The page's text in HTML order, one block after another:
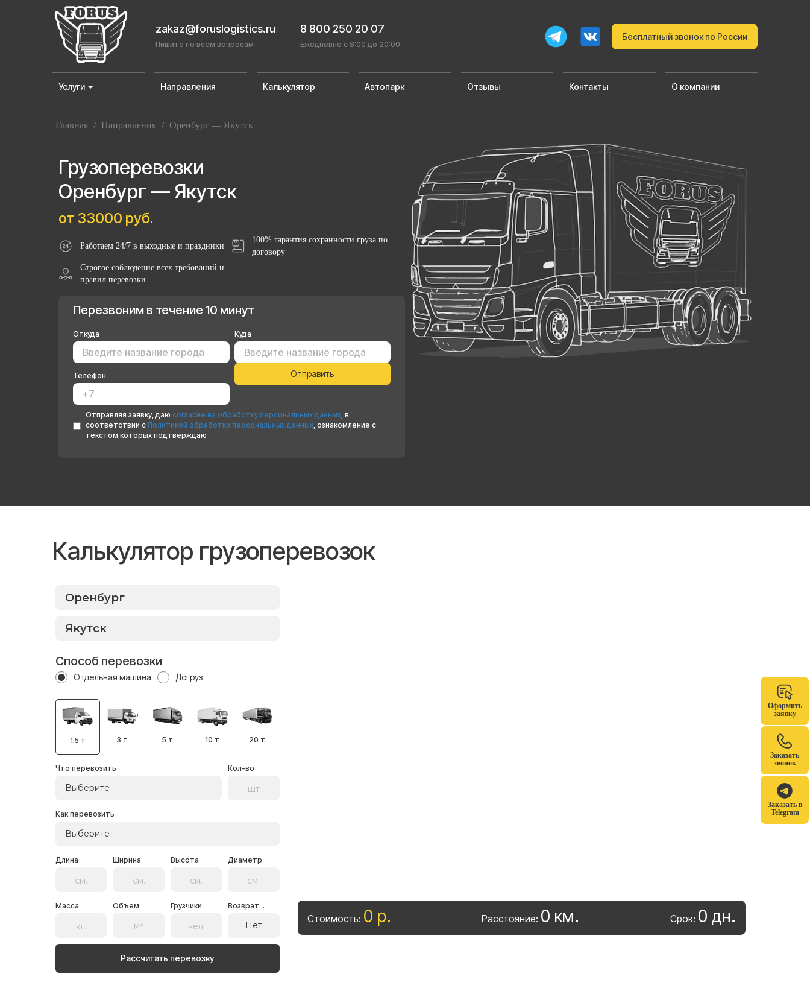
Оформить
заявку
Заказать
звонок
Заказать в
Telegram
zakaz@foruslogistics.ru
Пишите по всем вопросам
8 800 250 20 07
Ежедневно с 8:00 до 20:00
Бесплатный звонок по России
Услуги Направления Калькулятор Автопарк Отзывы Контакты О компании
Главная / Направления / Оренбург — Якутск
Грузоперевозки
Оренбург — Якутск
от 33000 руб.
Работаем 24/7 в выходные и праздники
100% гарантия сохранности груза по
договору
Строгое соблюдение всех требований и
правил перевозки
Перезвоним в течение 10 минут
Откуда Куда
Телефон
Отправляя заявку, даю согласие на обработку персональных данных, в
соответствии с Политикой обработки персональных данных, ознакомление с
текстом которых подтверждаю
Калькулятор грузоперевозок
Способ перевозки
Отдельная машина Догруз
1.5 т 3 т 5 т 10 т 20 т
Что перевозить
Выберите
Кол-во
Как перевозить
Выберите
Длина Ширина Высота Диаметр
Масса Объем Грузчики Возврат...
Нет
Рассчитать перевозку
Стоимость: 0 р. Расстояние: 0 км. Срок: 0 дн.